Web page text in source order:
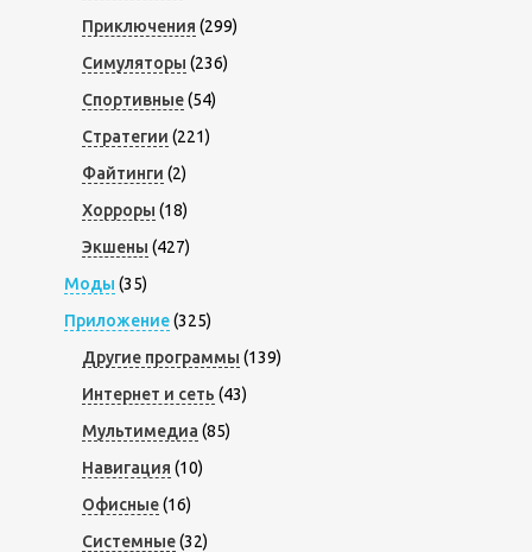
Приключения (299)
Симуляторы (236)
Спортивные(54)
Стратегии (221)
Файтинги (2)
Хорроры (18)
Экшены (427)
Моды (35)
Приложение(325)
Другие программы (139)
Интернет и сеть (43)
Мультимедиа (85)
Навигация (10)
Офисные(16)
Системные(32)